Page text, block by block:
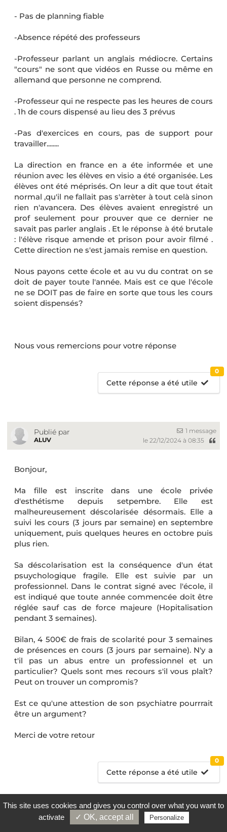
- Pas de planning fiable
-Absence répété des professeurs
-Professeur parlant un anglais médiocre. Certains
"cours" ne sont que vidéos en Russe ou même en
allemand que personne ne comprend.
-Professeur qui ne respecte pas les heures de cours
. 1h de cours dispensé au lieu des 3 prévus
-Pas d'exercices en cours, pas de support pour
travailler........
La direction en france en a éte informée et une
réunion avec les élèves en visio a été organisée. Les
élèves ont été méprisés. On leur a dit que tout était
normal ,qu'il ne fallait pas s'arrèter à tout celà sinon
rien n'avancera. Des élèves avaient enregistré un
prof seulement pour prouver que ce dernier ne
savait pas parler anglais . Et le réponse à été brutale
: l'élève risque amende et prison pour avoir filmé .
Cette direction ne s'est jamais remise en question.
Nous payons cette école et au vu du contrat on se
doit de payer toute l'année. Mais est ce que l'école
ne se DOIT pas de faire en sorte que tous les cours
soient dispensés?
Nous vous remercions pour votre réponse
Cette réponse a été utile
0
Publié par
ALUV
1 message
le 22/12/2024 à 08:35
Bonjour,
Ma fille est inscrite dans une école privée
d'esthétisme depuis setpembre. Elle est
malheureusement déscolarisée désormais. Elle a
suivi les cours (3 jours par semaine) en septembre
uniquement, puis quelques heures en octobre puis
plus rien.
Sa déscolarisation est la conséquence d'un état
psuychologique fragile. Elle est suivie par un
professionnel. Dans le contrat signé avec l'école, il
est indiqué que toute année commencée doit être
réglée sauf cas de force majeure (Hopitalisation
pendant 3 semaines).
Bilan, 4 500€ de frais de scolarité pour 3 semaines
de présences en cours (3 jours par semaine). N'y a
t'il pas un abus entre un professionnel et un
particulier? Quels sont mes recours s'il vous plaît?
Peut on trouver un compromis?
Est ce qu'une attestion de son psychiatre pourrrait
être un argument?
Merci de votre retour
Cette réponse a été utile
0
Publié par
AMAJURIS
13658 messages
This site uses cookies and gives you control over what you want to
activate
✓ OK, accept all Personalize